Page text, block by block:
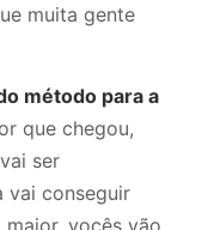
muita gente
método para a
que chegou,
ser
vai conseguir